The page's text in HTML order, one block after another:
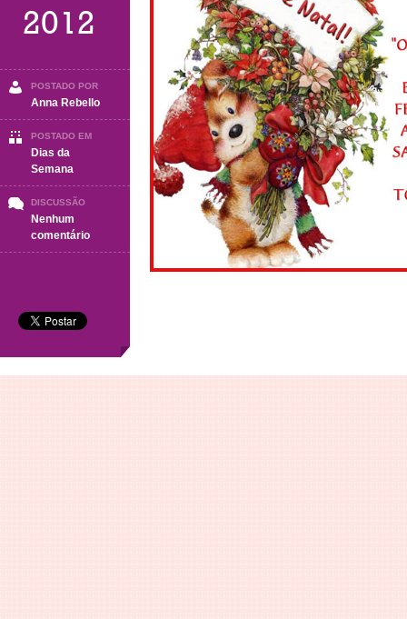
2012
POSTADO POR
Anna Rebello
POSTADO EM
Dias da
Semana
DISCUSSÃO
Nenhum
comentárioem
Quinta-